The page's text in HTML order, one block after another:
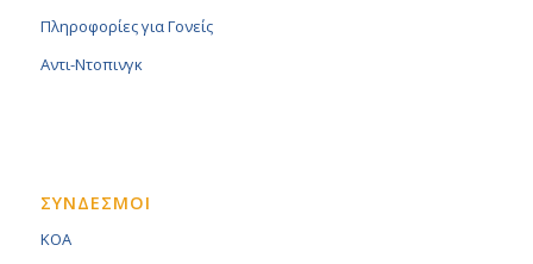
Πληροφορίες για Γονείς
Αντι-Ντοπινγκ
ΣΥΝΔΕΣΜΟΙ
KOA